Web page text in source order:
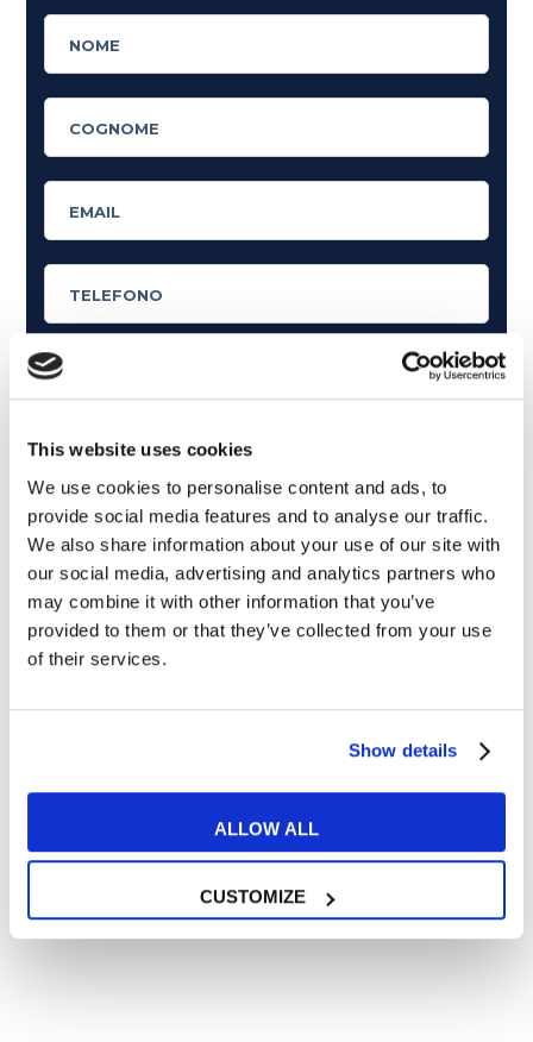
This website uses cookies
We use cookies to personalise content and ads, to
provide social media features and to analyse our traffic.
We also share information about your use of our site with
our social media, advertising and analytics partners who
may combine it with other information that you’ve
provided to them or that they’ve collected from your use
of their services.
Show details
ALLOW ALL
CUSTOMIZE
Cosa ti piace leggere?
Articoli dedicati alla grammatica inglese
Articoli dedicati a inglese nel mondo del lavoro
Articoli con tips e new sulla lingua inglese
Articoli divertenti su film e musica
In quanto di età superiore ai 16 anni, dichiaro di acconsentire
al trattamento dei miei dati personali in conformità
all’informativa privacy
** le sedi contrassegnate con * offrono sempre solo corsi online
RICHIEDI INFORMAZIONI